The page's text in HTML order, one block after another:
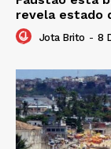
revela estado
Jota Brito - 8